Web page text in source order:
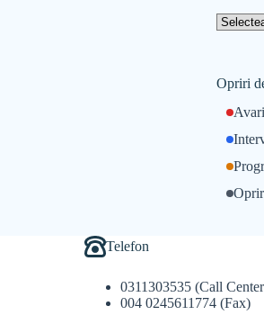
Opriri
Telefon
0311303535 (Call
004 0245611774 (Fax)